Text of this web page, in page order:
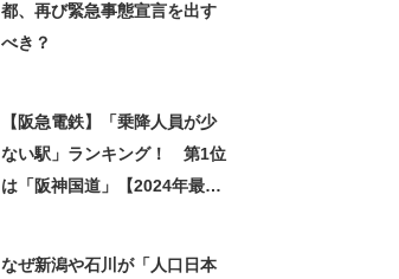
都、再び緊急事態宣言を出す
べき？
【阪急電鉄】「乗降人員が少
ない駅」ランキング！ 第1位
は「阪神国道」【2024年最新
なぜ新潟や石川が「人口日本